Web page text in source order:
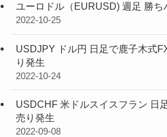
ユーロドル（EURUSD) 週足 勝ち
2022-10-25
USDJPY ドル円 日足で鹿子木式
り発生
2022-10-24
USDCHF 米ドルスイスフラン 日
売り発生
2022-09-08